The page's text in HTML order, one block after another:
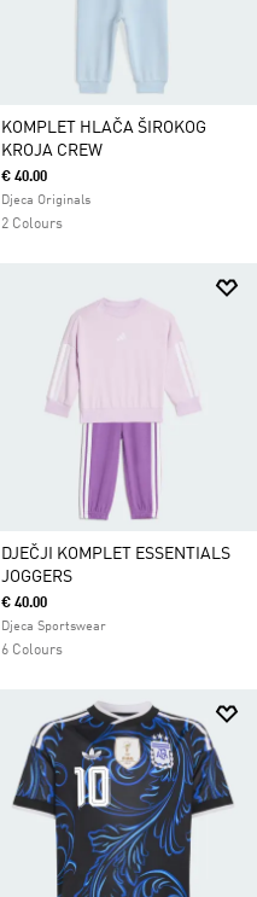
KOMPLET HLAČA ŠIROKOG
KROJA CREW
€ 40.00
Djeca Originals
2 Colours
DJEČJI KOMPLET ESSENTIALS
JOGGERS
€ 40.00
Djeca Sportswear
6 Colours